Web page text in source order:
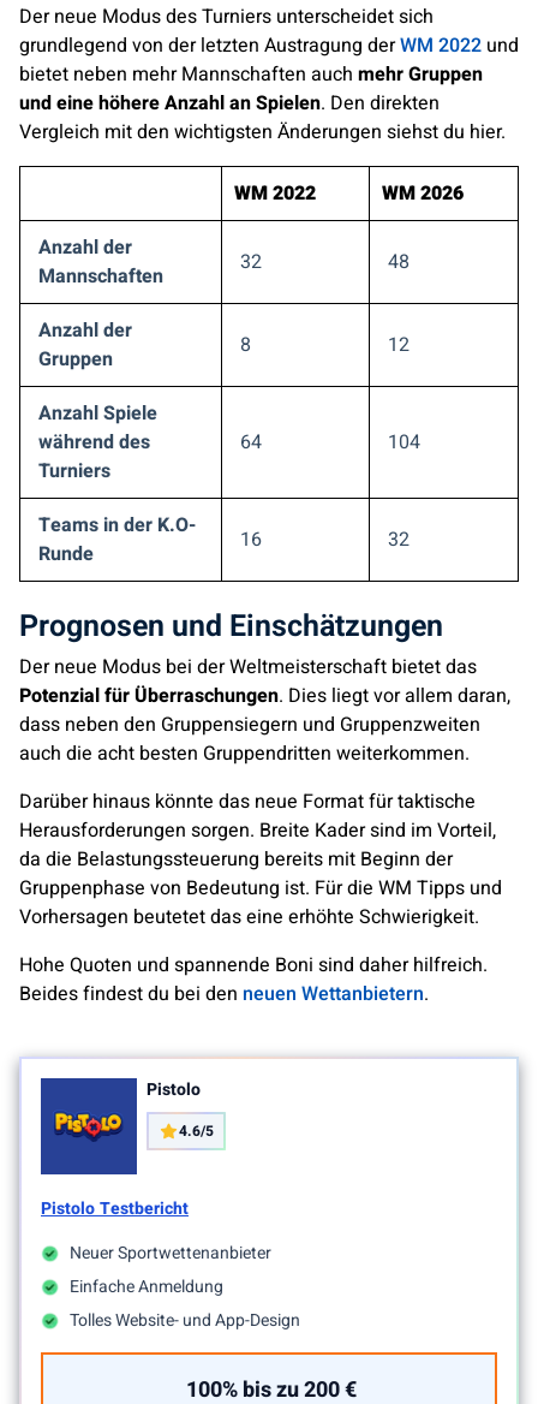
Der neue Modus des Turniers unterscheidet sich
grundlegend von der letzten Austragung derWM 2022 und
bietet neben mehr Mannschaften auch mehr Gruppen
und eine höhere Anzahl an Spielen. Den direkten
Vergleich mit den wichtigsten Änderungen siehst du hier.
WM 2022
WM 2026
Anzahl der
Mannschaften
32 48
Anzahl der
Gruppen
8 12
Anzahl Spiele
während des
Turniers
64 104
Teams in der K.O-
Runde
16 32
Prognosen und Einschätzungen
Der neue Modus bei der Weltmeisterschaft bietet das
Potenzial für Überraschungen. Dies liegt vor allem daran,
dass neben den Gruppensiegern und Gruppenzweiten
auch die acht besten Gruppendritten weiterkommen.
Darüber hinaus könnte das neue Format für taktische
Herausforderungen sorgen. Breite Kader sind im Vorteil,
da die Belastungssteuerung bereits mit Beginn der
Gruppenphase von Bedeutung ist. Für die WM Tipps und
Vorhersagen beutetet das eine erhöhte Schwierigkeit.
Hohe Quoten und spannende Boni sind daher hilfreich.
Beides findest du bei den neuen Wettanbietern.
Pistolo
4.6/5
Pistolo Testbericht
Neuer Sportwettenanbieter
Einfache Anmeldung
Tolles Website- und App-Design
100% bis zu 200 €